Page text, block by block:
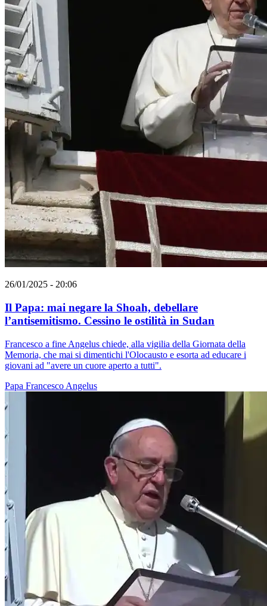
26/01/2025 - 20:06
Il Papa: mai negare la Shoah, debellare
l’antisemitismo. Cessino le ostilità in Sudan
Francesco a fine Angelus chiede, alla vigilia della Giornata della
Memoria, che mai si dimentichi l'Olocausto e esorta ad educare i
giovani ad "avere un cuore aperto a tutti".
Papa Francesco Angelus